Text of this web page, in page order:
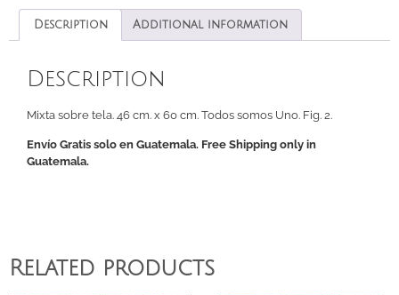
Description Additional information
Description
Mixta sobre tela. 46 cm. x 60 cm. Todos somos Uno. Fig. 2.
Envío Gratis solo en Guatemala. Free Shipping only in
Guatemala.
Related products